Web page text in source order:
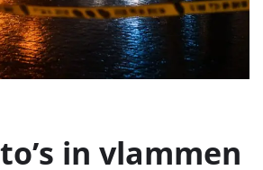
in vlammen